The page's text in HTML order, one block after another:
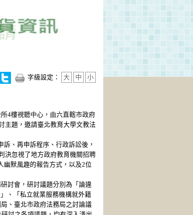
字級設定： 大 中 小
4樓視聽中心，由六直轄市政府
主題，邀請臺北教育大學文教法
、再申訴程序、行政訴訟後，
決忽視了地方政府教育機關招聘
幽默風趣的報告方式，以及2位
討會，研討議題分別為「論違
、「私立就業服務機構就外籍
、臺北市政府法務局之討論議